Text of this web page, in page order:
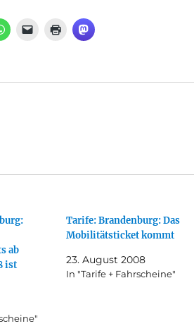
ab
ist
Tarife: Brandenburg: Das
Mobilitätsticket kommt
23. August 2008
In "Tarife + Fahrscheine"